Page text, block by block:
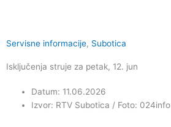
e
b
o
t
a
g
t
u
b
Servisne informacije, Subotica
Isključenja struje za petak, 12. jun
Datum: 11.06.2026
Izvor: RTV Subotica / Foto: 024info